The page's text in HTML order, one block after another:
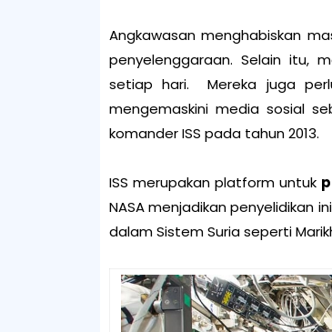
Angkawasan menghabiskan
penyelenggaraan. Selain itu,
setiap hari. Mereka juga
mengemaskini media sosial
komander ISS pada tahun 2013.
ISS merupakan platform untuk
NASA menjadikan penyelidikan
dalam Sistem Suria seperti